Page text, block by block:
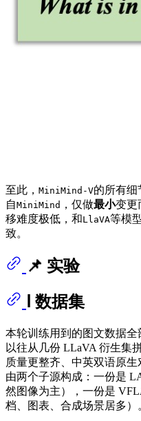
至此， MiniMind-V的所有
自MiniMind ，仅做最小变更
移难度极低，和LlaVA等模
致。
📌 实验
Ⅰ 数据集
本轮训练用到的图文数据全
以往从几份 LLaVA 衍生集
质量更整齐、中英双语原
由两个子源构成：一份是
然图像为主），一份是
档、图表、合成场景居多）